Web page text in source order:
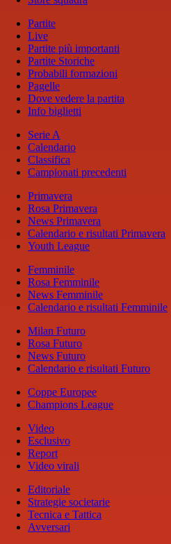
Partite
Live
Partite più importanti
Partite Storiche
Probabili formazioni
Pagelle
Dove vedere la partita
Info biglietti
Serie A
Calendario
Classifica
Campionati precedenti
Primavera
Rosa Primavera
News Primavera
Calendario e risultati Primavera
Youth League
Femminile
Rosa Femminile
News Femminile
Calendario e risultati Femminile
Milan Futuro
Rosa Futuro
News Futuro
Calendario e risultati Futuro
Coppe Europee
Champions League
Video
Esclusivo
Report
Video virali
Editoriale
Strategie societarie
Tecnica e Tattica
Avversari